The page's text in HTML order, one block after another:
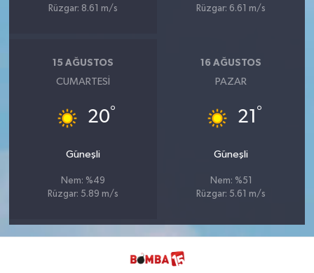
Rüzgar: 8.61 m/s
Rüzgar: 6.61 m/s
15 AĞUSTOS
CUMARTESI
20°
Güneşli
Nem: %49
Rüzgar: 5.89 m/s
16 AĞUSTOS
PAZAR
21 °
Güneşli
Nem: %51
Rüzgar: 5.61 m/s